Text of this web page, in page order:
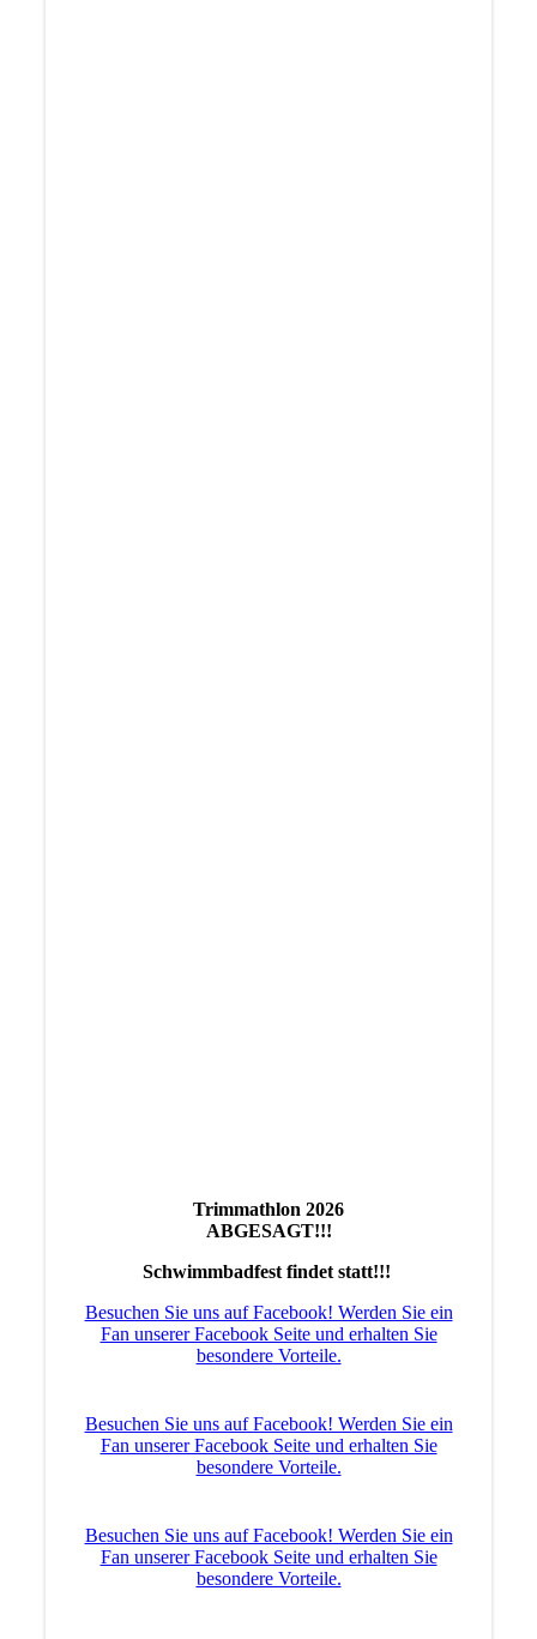
Trimmathlon 2026
ABGESAGT!!!
Schwimmbadfest findet statt!!!
Besuchen Sie uns auf Facebook! Werden Sie ein
Fan unserer Facebook Seite und erhalten Sie
besondere Vorteile.
Besuchen Sie uns auf Facebook! Werden Sie ein
Fan unserer Facebook Seite und erhalten Sie
besondere Vorteile.
Besuchen Sie uns auf Facebook! Werden Sie ein
Fan unserer Facebook Seite und erhalten Sie
besondere Vorteile.